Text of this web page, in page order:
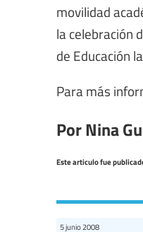
movilidad
la celebración
de Educación
Para más
Por Nina
Este articulo fue
5 junio 2008